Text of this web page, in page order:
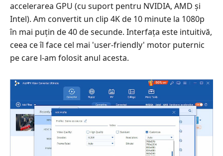
accelerarea GPU (cu suport pentru NVIDIA, AMD și
Intel). Am convertit un clip 4K de 10 minute la 1080p
în mai puțin de 40 de secunde. Interfața este intuitivă,
ceea ce îl face cel mai 'user‑friendly' motor puternic
pe care l-am folosit anul acesta.